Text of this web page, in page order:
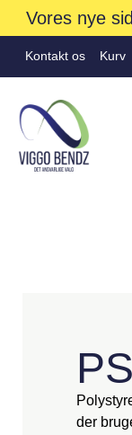
Vores nye
Kontakt os Kurv
PS
der